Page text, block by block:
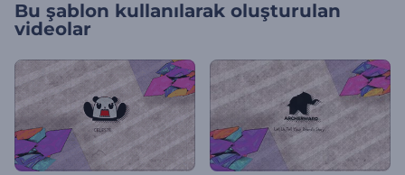
Bu şablon kullanılarak oluşturulan
videolar